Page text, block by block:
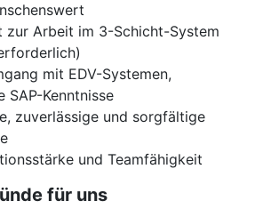
zur Arbeit im 3-Schicht-System
mit EDV-Systemen,
SAP-Kenntnisse
zuverlässige und sorgfältige
und Teamfähigkeit
für uns